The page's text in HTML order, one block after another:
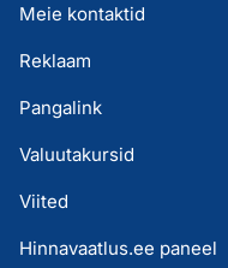
Meie kontaktid
Reklaam
Pangalink
Valuutakursid
Viited
Hinnavaatlus.ee paneel